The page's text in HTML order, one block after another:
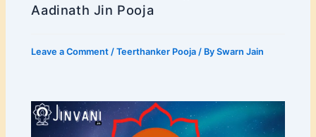
Aadinath Jin Pooja
Leave a Comment /Teerthanker Pooja / BySwarn Jain